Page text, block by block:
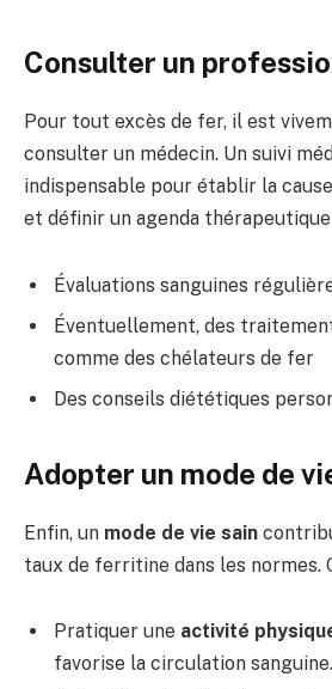
Consulter un
Pour tout excès de fer, il est
consulter un médecin. Un suivi
indispensable pour établir la
et définir un agenda
Évaluations sanguines
Éventuellement, des
comme des chélateurs de fer
Des conseils diététiques
Adopter un mode de
Enfin, un mode de vie sain
taux de ferritine dans les normes.
Pratiquer une activité
favorise la circulation sanguine.